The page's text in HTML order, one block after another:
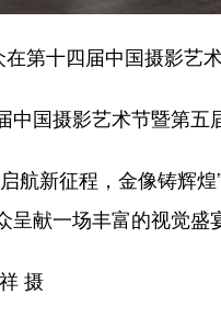
十四届中国摄影艺术
国摄影艺术节暨第五
新征程，金像铸辉
献一场丰富的视觉盛
摄